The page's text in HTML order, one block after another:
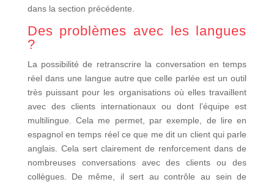
dans la section précédente.
Des problèmes avec les langues
?
La possibilité de retranscrire la conversation en temps
réel dans une langue autre que celle parlée est un outil
très puissant pour les organisations où elles travaillent
avec des clients internationaux ou dont l’équipe est
multilingue. Cela me permet, par exemple, de lire en
espagnol en temps réel ce que me dit un client qui parle
anglais. Cela sert clairement de renforcement dans de
nombreuses conversations avec des clients ou des
collègues. De même, il sert au contrôle au sein de